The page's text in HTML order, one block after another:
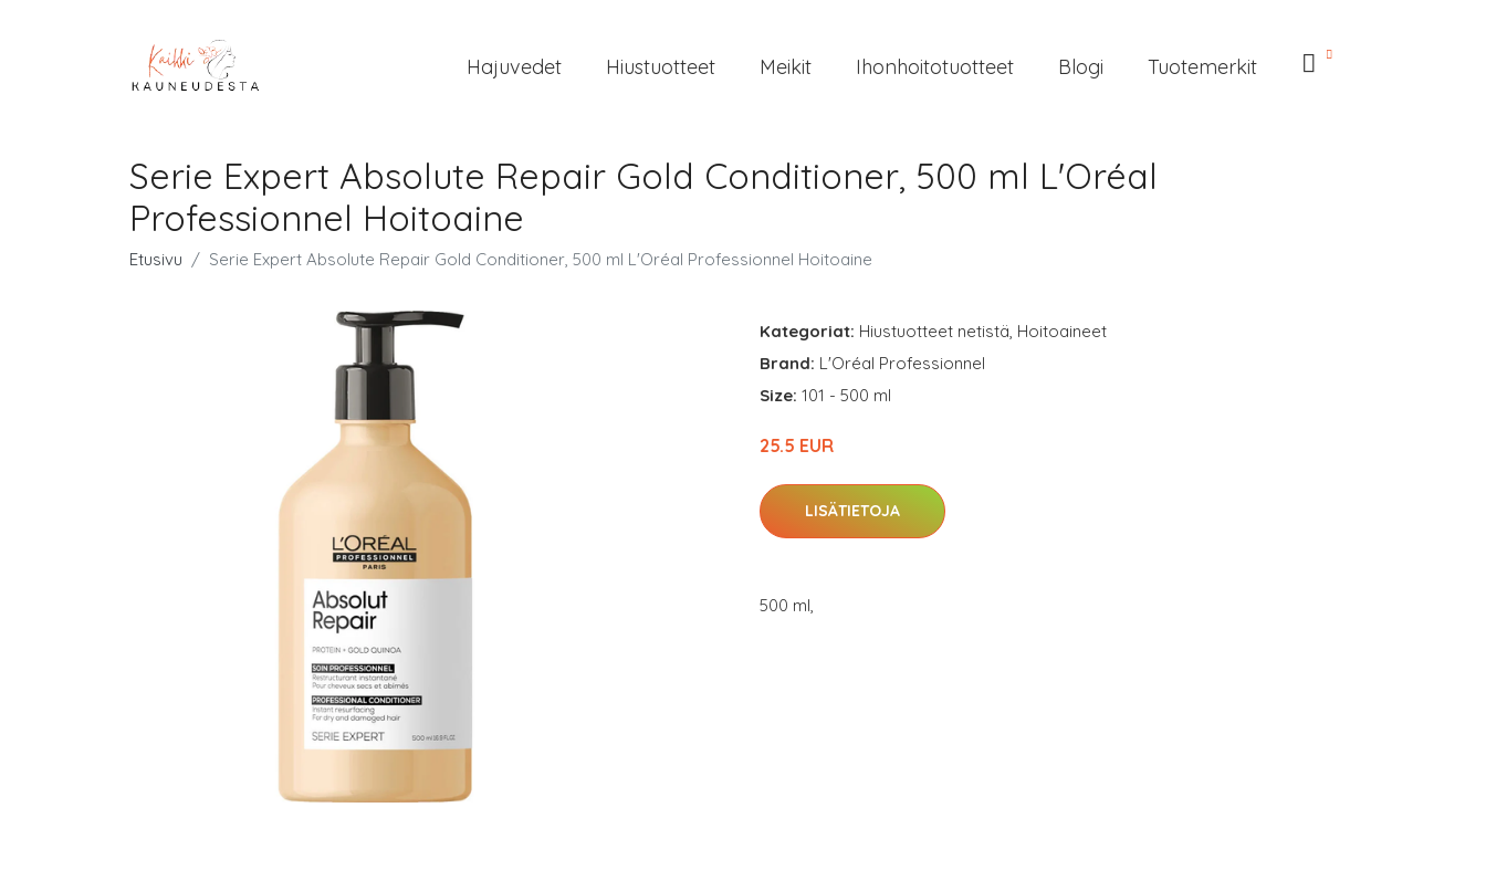
Hajuvedet Hiustuotteet Meikit Ihonhoitotuotteet Blogi Tuotemerkit
Serie Expert Absolute Repair Gold Conditioner, 500 ml L'Oréal
Professionnel Hoitoaine
Etusivu Serie Expert Absolute Repair Gold Conditioner, 500 ml L'Oréal Professionnel Hoitoaine
Kategoriat: Hiustuotteet netistä, Hoitoaineet
Brand: L'Oréal Professionnel
Size: 101 - 500 ml
25.5 EUR
LISÄTIETOJA
500 ml,